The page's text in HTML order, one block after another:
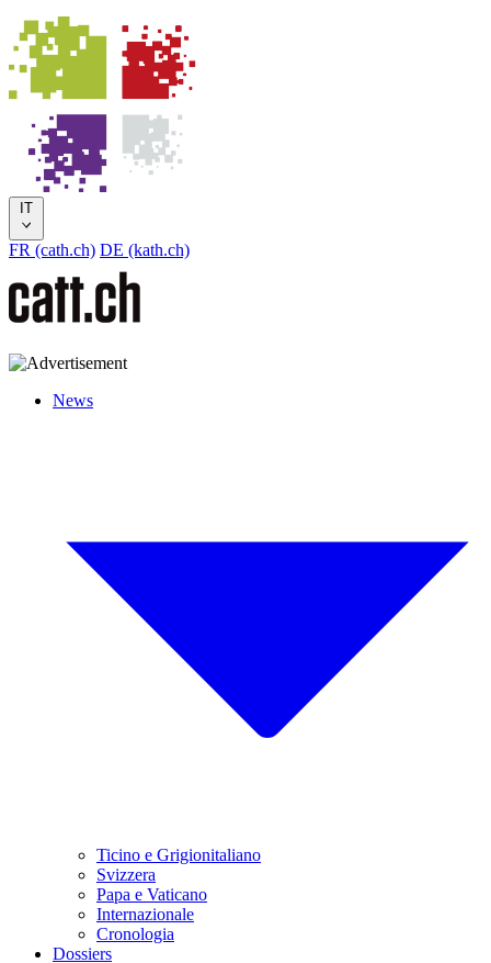
IT
FR (cath.ch) DE (kath.ch)
News
Ticino e Grigionitaliano
Svizzera
Papa e Vaticano
Internazionale
Cronologia
Dossiers